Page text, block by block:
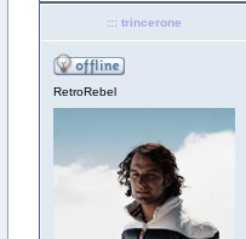
::: trincerone
RetroRebel